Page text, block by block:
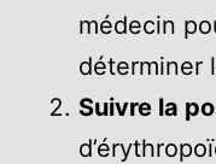
médecin
déterminer
Suivre la